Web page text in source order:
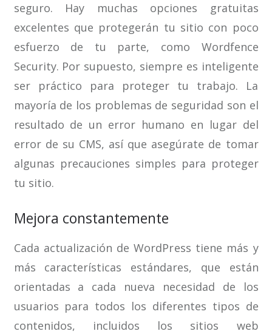
seguro. Hay muchas opciones gratuitas
excelentes que protegerán tu sitio con poco
esfuerzo de tu parte, como Wordfence
Security. Por supuesto, siempre es inteligente
ser práctico para proteger tu trabajo. La
mayoría de los problemas de seguridad son el
resultado de un error humano en lugar del
error de su CMS, así que asegúrate de tomar
algunas precauciones simples para proteger
tu sitio.
Mejora constantemente
Cada actualización de WordPress tiene más y
más características estándares, que están
orientadas a cada nueva necesidad de los
usuarios para todos los diferentes tipos de
contenidos, incluidos los sitios web